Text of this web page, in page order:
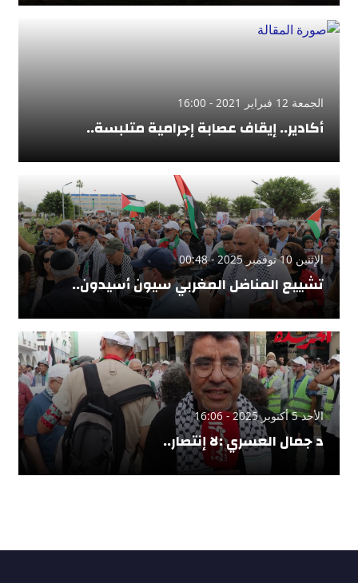
الجمعة 12 فبراير 2021 - 16:00
أكادير.. إيقاف عصابة إجرامية متلبسة..
الإثنين 10 نوفمبر 2025 - 00:48
تشييع المناضل المغربي سيون أسيدون..
الأحد 5 أكتوبر 2025 - 16:06
د جمال العسري :لا إنتصار..